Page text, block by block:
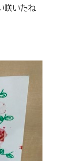
咲いたね